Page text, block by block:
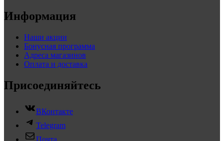
Информация
Наши акции
Бонусная программа
Адреса магазинов
Оплата и доставка
Присоединяйтесь
ВКонтакте
Telegram
Почта